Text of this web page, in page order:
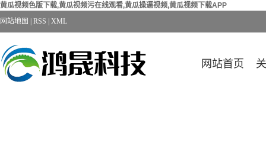
黄瓜视频色版下载,黄瓜视频污在线观看,黄瓜操逼视频,黄瓜视频下载APP
网站地图
RSS XML
网站首页